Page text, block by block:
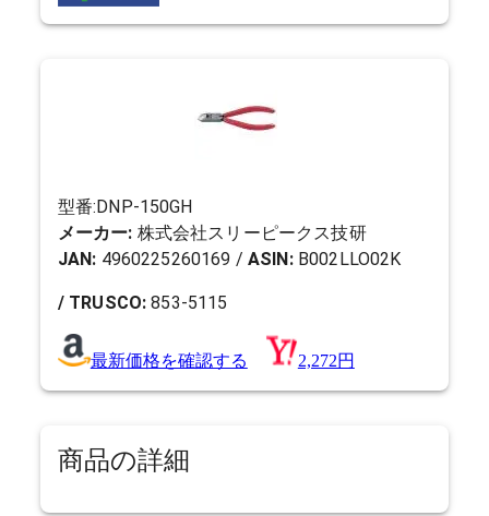
型番:DNP-150GH
メーカー: 株式会社スリーピークス技研
JAN: 4960225260169 / ASIN: B002LLO02K
/ TRUSCO: 853-5115
最新価格を確認する 2,272円
商品の詳細